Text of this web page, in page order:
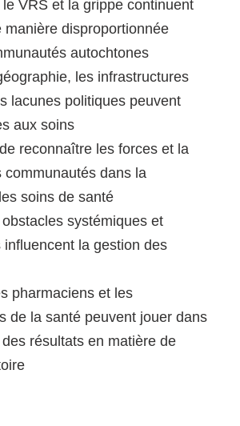
le VRS et la grippe continuent
manière disproportionnée
autochtones
les infrastructures
lacunes politiques peuvent
aux soins
reconnaître les forces et la
communautés dans la
soins de santé
systémiques et
influencent la gestion des
pharmaciens et les
de la santé peuvent jouer dans
des résultats en matière de